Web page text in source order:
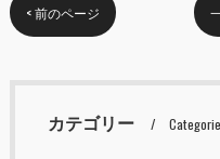
< 前のページ
カテゴリー